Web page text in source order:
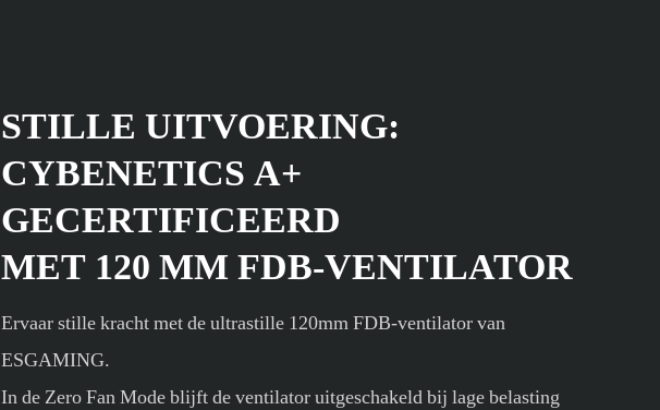
STILLE UITVOERING:
CYBENETICS A+
GECERTIFICEERD
MET 120 MM FDB-VENTILATOR
Ervaar stille kracht met de ultrastille 120mm FDB-ventilator van
ESGAMING.
In de Zero Fan Mode blijft de ventilator uitgeschakeld bij lage belasting